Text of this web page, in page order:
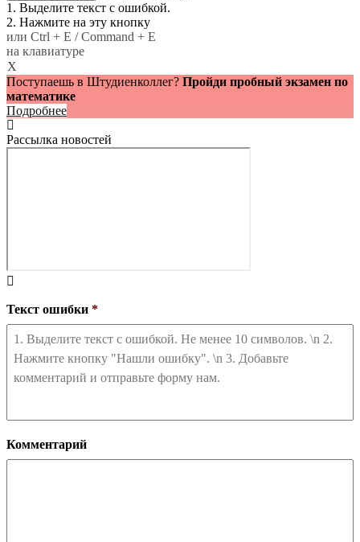
1. Выделите текст с ошибкой.
2. Нажмите на эту кнопку
или Ctrl + E / Command + E
на клавиатуре
X
Поступаешь в Штудиенколлег? Пройди пробный экзамен по
математике
Подробнее
Рассылка новостей
Текст ошибки *
Комментарий